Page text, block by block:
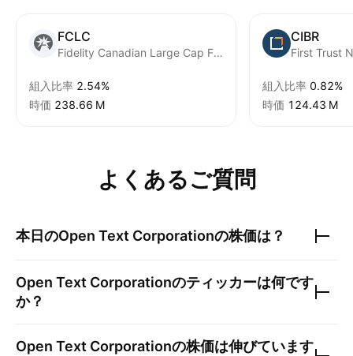
FCLC
Fidelity Canadian Large Cap Fund ETF Series ETF Trust Units
組入比率 2.54%
時価 ‪238.66 M‬
CIBR
組入比率 0.82%
時価 ‪124.43 M‬
よくあるご質問
本日のOpen Text Corporationの株価は？
Open Text Corporationのティッカーは何です
か？
Open Text Corporationの株価は伸びています